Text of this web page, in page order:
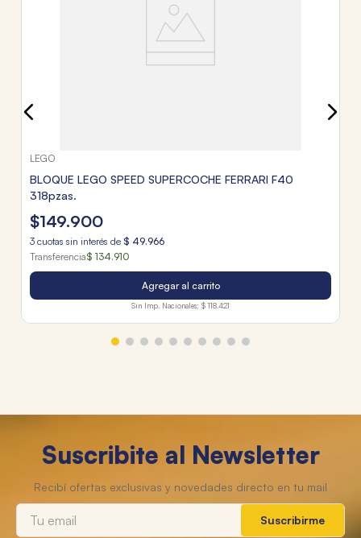
LEGO
BLOQUE LEGO SPEED SUPERCOCHE FERRARI F40
318pzas.
$149.900
3 cuotas sin interés de $ 49.966
Transferencia$ 134.910
Agregar al carrito
Sin Imp. Nacionales: $ 118.421
Suscribite al Newsletter
Suscribirme